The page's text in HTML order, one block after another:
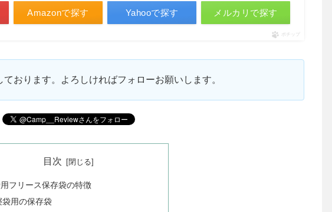
Amazonで探す Yahooで探す メルカリで探す
ポチップ
おります。よろしければフォローお願いします。
目次
フリース保存袋の特徴
袋用の保存袋